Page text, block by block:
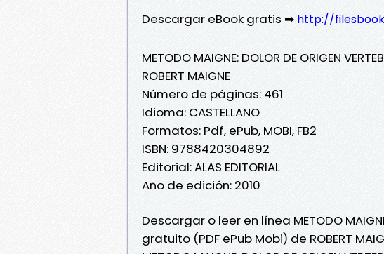
Descargar eBook gratis ➡ http://
METODO MAIGNE: DOLOR DE ORIGEN
ROBERT MAIGNE
Número de páginas: 461
Idioma: CASTELLANO
Formatos: Pdf, ePub, MOBI, FB2
ISBN: 9788420304892
Editorial: ALAS EDITORIAL
Año de edición: 2010
Descargar o leer en línea METODO MAIGNE:
gratuito (PDF ePub Mobi) de ROBERT